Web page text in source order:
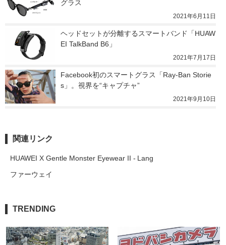
グラス
2021年6月11日
ヘッドセットが分離するスマートバンド「HUAW
EI TalkBand B6」
2021年7月17日
Facebook初のスマートグラス「Ray-Ban Storie
s」。視界を“キャプチャ”
2021年9月10日
関連リンク
HUAWEI X Gentle Monster Eyewear II - Lang
ファーウェイ
TRENDING